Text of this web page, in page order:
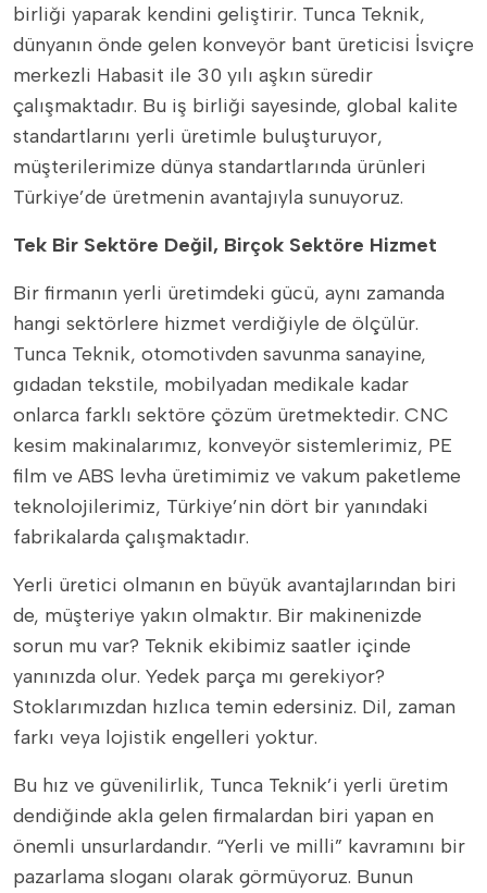
birliği yaparak kendini geliştirir. Tunca Teknik,
dünyanın önde gelen konveyör bant üreticisi İsviçre
merkezli Habasit ile 30 yılı aşkın süredir
çalışmaktadır. Bu iş birliği sayesinde, global kalite
standartlarını yerli üretimle buluşturuyor,
müşterilerimize dünya standartlarında ürünleri
Türkiye’de üretmenin avantajıyla sunuyoruz.
Tek Bir Sektöre Değil, Birçok Sektöre Hizmet
Bir firmanın yerli üretimdeki gücü, aynı zamanda
hangi sektörlere hizmet verdiğiyle de ölçülür.
Tunca Teknik, otomotivden savunma sanayine,
gıdadan tekstile, mobilyadan medikale kadar
onlarca farklı sektöre çözüm üretmektedir. CNC
kesim makinalarımız, konveyör sistemlerimiz, PE
film ve ABS levha üretimimiz ve vakum paketleme
teknolojilerimiz, Türkiye’nin dört bir yanındaki
fabrikalarda çalışmaktadır.
Yerli üretici olmanın en büyük avantajlarından biri
de, müşteriye yakın olmaktır. Bir makinenizde
sorun mu var? Teknik ekibimiz saatler içinde
yanınızda olur. Yedek parça mı gerekiyor?
Stoklarımızdan hızlıca temin edersiniz. Dil, zaman
farkı veya lojistik engelleri yoktur.
Bu hız ve güvenilirlik, Tunca Teknik’i yerli üretim
dendiğinde akla gelen firmalardan biri yapan en
önemli unsurlardandır. “Yerli ve milli” kavramını bir
pazarlama sloganı olarak görmüyoruz. Bunun